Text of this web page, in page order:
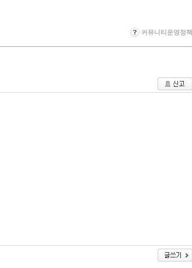
커뮤니티운영정책